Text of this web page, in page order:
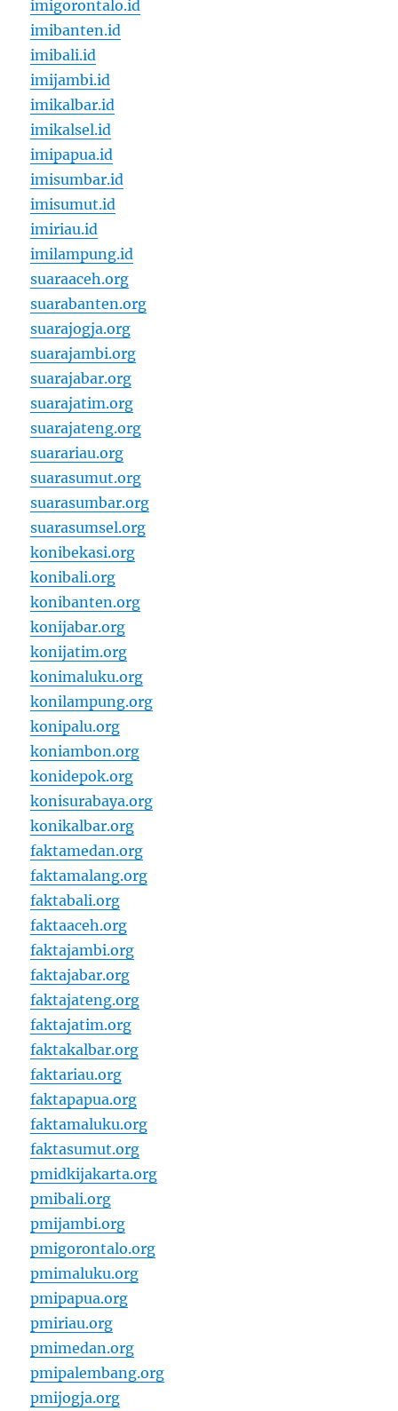
imigorontalo.id
imibanten.id
imibali.id
imijambi.id
imikalbar.id
imikalsel.id
imipapua.id
imisumbar.id
imisumut.id
imiriau.id
imilampung.id
suaraaceh.org
suarabanten.org
suarajogja.org
suarajambi.org
suarajabar.org
suarajatim.org
suarajateng.org
suarariau.org
suarasumut.org
suarasumbar.org
suarasumsel.org
konibekasi.org
konibali.org
konibanten.org
konijabar.org
konijatim.org
konimaluku.org
konilampung.org
konipalu.org
koniambon.org
konidepok.org
konisurabaya.org
konikalbar.org
faktamedan.org
faktamalang.org
faktabali.org
faktaaceh.org
faktajambi.org
faktajabar.org
faktajateng.org
faktajatim.org
faktakalbar.org
faktariau.org
faktapapua.org
faktamaluku.org
faktasumut.org
pmidkijakarta.org
pmibali.org
pmijambi.org
pmigorontalo.org
pmimaluku.org
pmipapua.org
pmiriau.org
pmimedan.org
pmipalembang.org
pmijogja.org